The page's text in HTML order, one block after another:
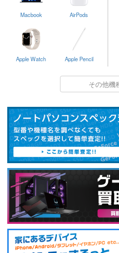
Macbook AirPods
Apple Watch Apple Pencil
その他機